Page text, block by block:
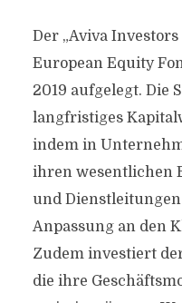
Der „Aviva
European Equity
2019 aufgelegt. Die
langfristiges
indem in
ihren wesentlichen
und
Anpassung an den
Zudem investiert
die ihre